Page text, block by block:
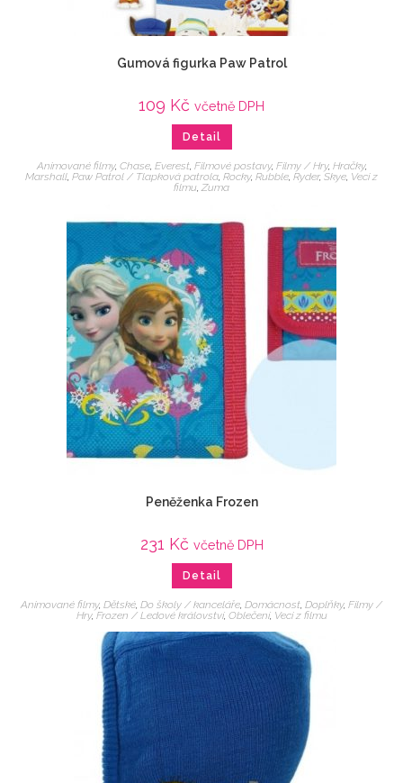
Gumová figurka Paw Patrol
109 Kč včetně DPH
Detail
Animované filmy, Chase, Everest, Filmové postavy, Filmy / Hry, Hračky,
Marshall, Paw Patrol / Tlapková patrola, Rocky, Rubble, Ryder, Skye, Veci z
filmu,Zuma
Peněženka Frozen
231 Kč včetně DPH
Detail
Animované filmy, Dětské Do školy / kanceláře Domácnost Doplňky, Filmy /
Hry, Frozen / Ledové království, Oblečení, Veci z filmu